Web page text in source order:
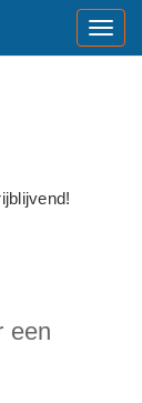
een